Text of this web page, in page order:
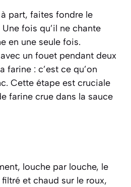
part, faites fondre le
fois qu’il ne chante
en une seule fois.
un fouet pendant deux
farine : c’est ce qu’on
. Cette étape est cruciale
farine crue dans la sauce
louche par louche, le
et chaud sur le roux,